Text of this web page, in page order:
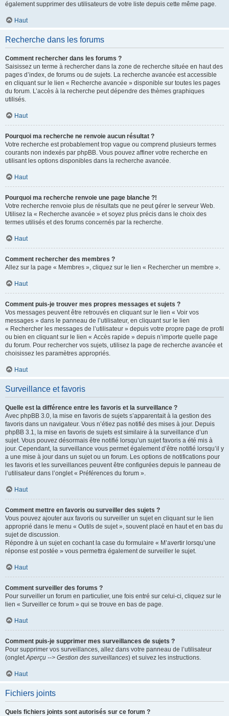
également supprimer des utilisateurs de votre liste depuis cette même page.
Haut
Recherche dans les forums
Comment rechercher dans les forums ?
Saisissez un terme à rechercher dans la zone de recherche située en haut des
pages d’index, de forums ou de sujets. La recherche avancée est accessible
en cliquant sur le lien « Recherche avancée » disponible sur toutes les pages
du forum. L’accès à la recherche peut dépendre des thèmes graphiques
utilisés.
Haut
Pourquoi ma recherche ne renvoie aucun résultat ?
Votre recherche est probablement trop vague ou comprend plusieurs termes
courants non indexés par phpBB. Vous pouvez affiner votre recherche en
utilisant les options disponibles dans la recherche avancée.
Haut
Pourquoi ma recherche renvoie une page blanche ?!
Votre recherche renvoie plus de résultats que ne peut gérer le serveur Web.
Utilisez la « Recherche avancée » et soyez plus précis dans le choix des
termes utilisés et des forums concernés par la recherche.
Haut
Comment rechercher des membres ?
Allez sur la page « Membres », cliquez sur le lien « Rechercher un membre ».
Haut
Comment puis-je trouver mes propres messages et sujets ?
Vos messages peuvent être retrouvés en cliquant sur le lien « Voir vos
messages » dans le panneau de l’utilisateur, en cliquant sur le lien
« Rechercher les messages de l’utilisateur » depuis votre propre page de profil
ou bien en cliquant sur le lien « Accès rapide » depuis n’importe quelle page
du forum. Pour rechercher vos sujets, utilisez la page de recherche avancée et
choisissez les paramètres appropriés.
Haut
Surveillance et favoris
Quelle est la différence entre les favoris et la surveillance ?
Avec phpBB 3.0, la mise en favoris de sujets s’apparentait à la gestion des
favoris dans un navigateur. Vous n’étiez pas notifié des mises à jour. Depuis
phpBB 3.1, la mise en favoris de sujets est similaire à la surveillance d’un
sujet. Vous pouvez désormais être notifié lorsqu’un sujet favoris a été mis à
jour. Cependant, la surveillance vous permet également d’être notifié lorsqu’il y
a une mise à jour dans un sujet ou un forum. Les options de notifications pour
les favoris et les surveillances peuvent être configurées depuis le panneau de
l’utilisateur dans l’onglet « Préférences du forum ».
Haut
Comment mettre en favoris ou surveiller des sujets ?
Vous pouvez ajouter aux favoris ou surveiller un sujet en cliquant sur le lien
approprié dans le menu « Outils de sujet », souvent placé en haut et en bas du
sujet de discussion.
Répondre à un sujet en cochant la case du formulaire « M’avertir lorsqu’une
réponse est postée » vous permettra également de surveiller le sujet.
Haut
Comment surveiller des forums ?
Pour surveiller un forum en particulier, une fois entré sur celui-ci, cliquez sur le
lien « Surveiller ce forum » qui se trouve en bas de page.
Haut
Comment puis-je supprimer mes surveillances de sujets ?
Pour supprimer vos surveillances, allez dans votre panneau de l’utilisateur
(ongletAperçu --> Gestion des surveillances) et suivez les instructions.
Haut
Fichiers joints
Quels fichiers joints sont autorisés sur ce forum ?